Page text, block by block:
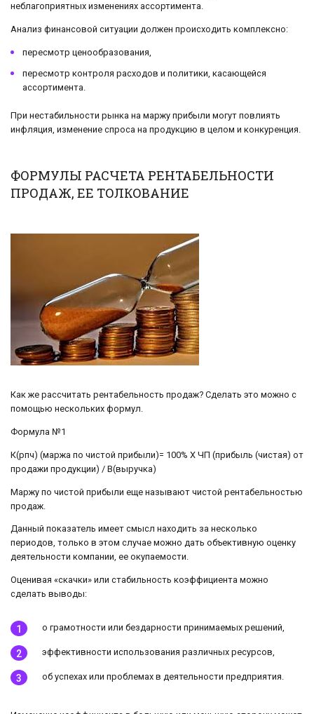
неблагоприятных изменениях ассортимента.
Анализ финансовой ситуации должен происходить комплексно:
пересмотр ценообразования,
пересмотр контроля расходов и политики, касающейся
ассортимента.
При нестабильности рынка на маржу прибыли могут повлиять
инфляция, изменение спроса на продукцию в целом и конкуренция.
ФОРМУЛЫ РАСЧЕТА РЕНТАБЕЛЬНОСТИ
ПРОДАЖ, ЕЕ ТОЛКОВАНИЕ
Как же рассчитать рентабельность продаж? Сделать это можно с
помощью нескольких формул.
Формула №1
К(рпч) (маржа по чистой прибыли)= 100% Х ЧП (прибыль (чистая) от
продажи продукции) / В(выручка)
Маржу по чистой прибыли еще называют чистой рентабельностью
продаж.
Данный показатель имеет смысл находить за несколько
периодов, только в этом случае можно дать объективную оценку
деятельности компании, ее окупаемости.
Оценивая «скачки» или стабильность коэффициента можно
сделать выводы:
о грамотности или бездарности принимаемых решений,
эффективности использования различных ресурсов,
об успехах или проблемах в деятельности предприятия.